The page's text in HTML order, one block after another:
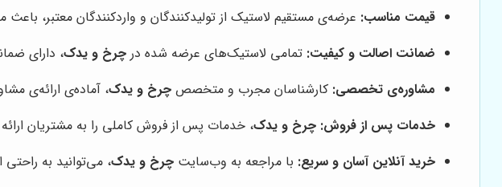
قیمت مناسب: عرضه‌ی مستقیم لاستیک از تولیدکنندگان و واردکنندگان معتبر،
ضمانت اصالت و کیفیت: تمامی لاستیک‌های عرضه شده در چرخ و یدک، دارای
مشاوره‌ی تخصصی: کارشناسان مجرب و متخصص چرخ و یدک، آماده‌ی ارائه‌ی
خدمات پس از فروش: چرخ و یدک، خدمات پس از فروش کاملی را به مشتریان
خرید آنلاین آسان و سریع: با مراجعه به وب‌سایت چرخ و یدک، می‌توانید به